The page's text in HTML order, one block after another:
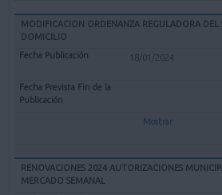
MODIFICACION ORDENANZA REGULADORA DEL
DOMICILIO
18/01/2024
Mostrar
RENOVACIONES 2024 AUTORIZACIONES
MERCADO SEMANAL